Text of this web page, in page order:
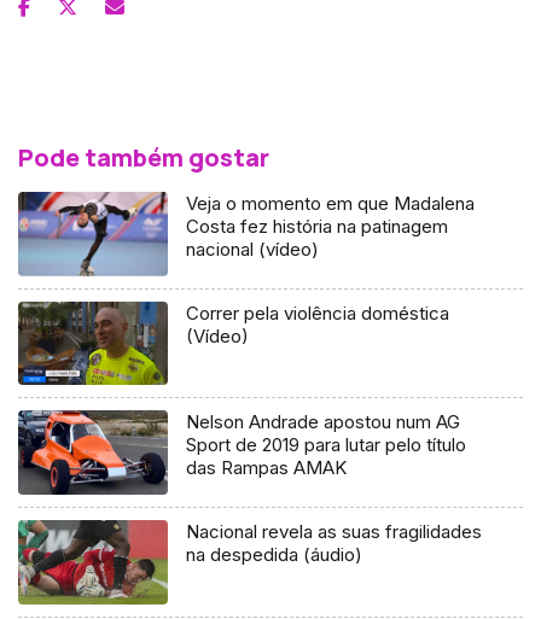
Pode também gostar
Veja o momento em que Madalena
Costa fez história na patinagem
nacional (vídeo)
Correr pela violência doméstica
(Vídeo)
Nelson Andrade apostou num AG
Sport de 2019 para lutar pelo título
das Rampas AMAK
Nacional revela as suas fragilidades
na despedida (áudio)